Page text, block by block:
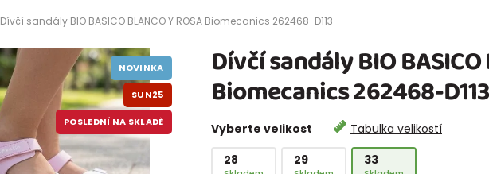
Dívčí sandály BIO BASICO BLANCO Y ROSA Biomecanics 262468-D113
Dívčí sandály BIO BASICO
Biomecanics 262468-D113
Vyberte velikost
Tabulka velikostí
28
29 33
NOVINKA
SUN25
POSLEDNÍ NA SKLADĚ